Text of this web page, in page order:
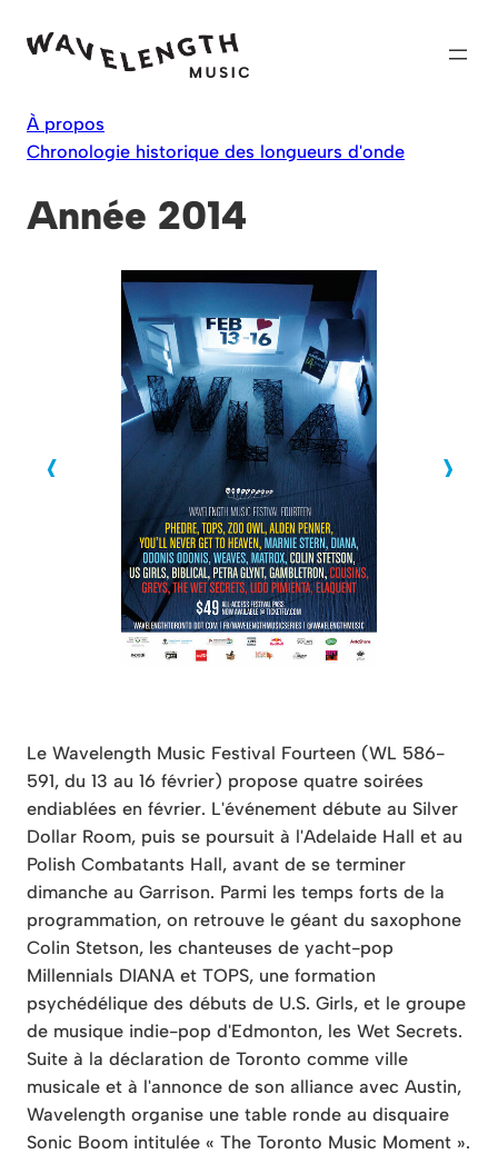
À propos
Chronologie historique des longueurs d'onde
Année 2014
Le Wavelength Music Festival Fourteen (WL 586-
591, du 13 au 16 février) propose quatre soirées
endiablées en février. L'événement débute au Silver
Dollar Room, puis se poursuit à l'Adelaide Hall et au
Polish Combatants Hall, avant de se terminer
dimanche au Garrison. Parmi les temps forts de la
programmation, on retrouve le géant du saxophone
Colin Stetson, les chanteuses de yacht-pop
Millennials DIANA et TOPS, une formation
psychédélique des débuts de U.S. Girls, et le groupe
de musique indie-pop d'Edmonton, les Wet Secrets.
Suite à la déclaration de Toronto comme ville
musicale et à l'annonce de son alliance avec Austin,
Wavelength organise une table ronde au disquaire
Sonic Boom intitulée « The Toronto Music Moment ».